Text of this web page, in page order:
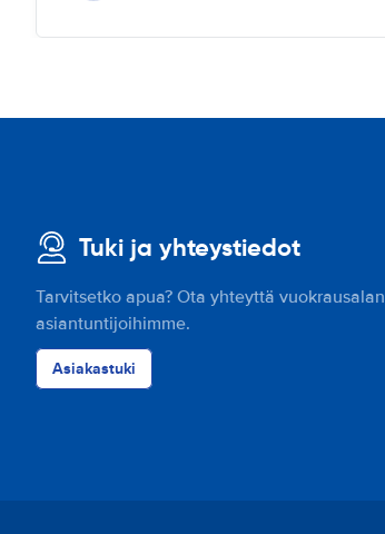
Tuki ja yhteystiedot
Tarvitsetko apua? Ota yhteyttä vuokrausalan
asiantuntijoihimme.
Asiakastuki